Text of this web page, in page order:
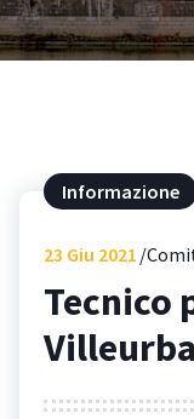
Informazione
23 Giu 2021
Tecnico